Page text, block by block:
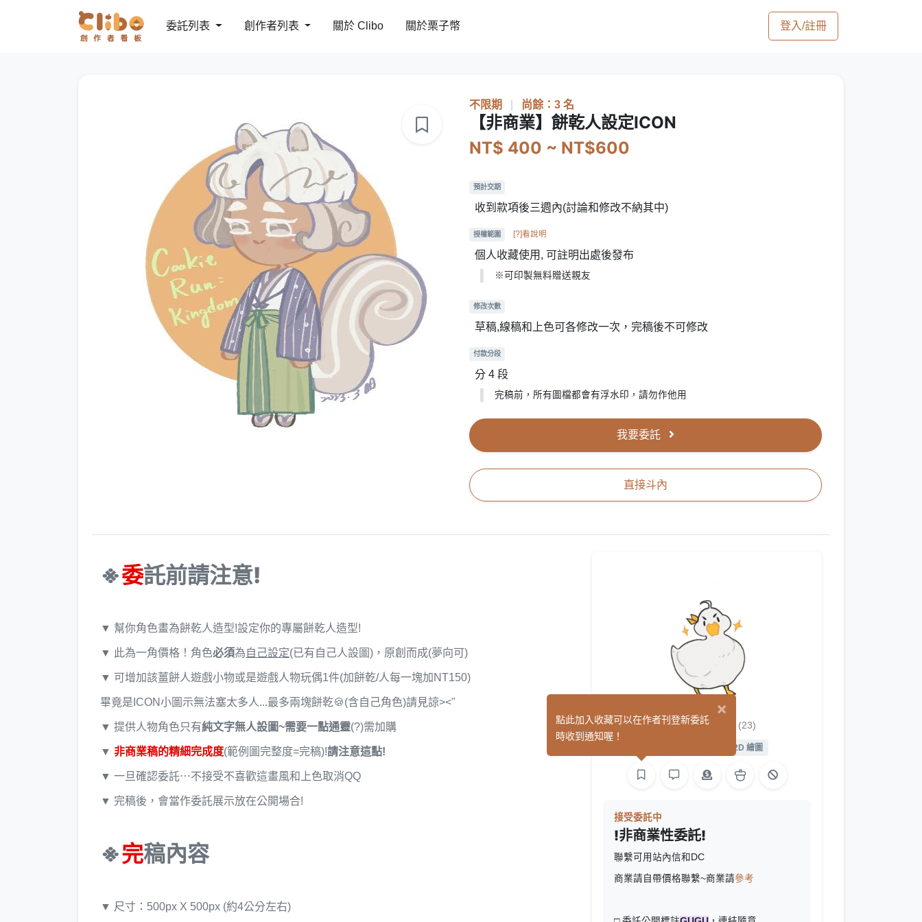
委託列表 創作者列表 關於 Clibo 關於栗子幣 登入/註冊
不限期 尚餘：3 名
【非商業】餅乾人設定ICON
NT$ 400 ~ NT$600
預計交期
收到款項後三週內(討論和修改不納其中)
授權範圍 [?]看說明
個人收藏使用, 可註明出處後發布
※可印製無料贈送親友
修改次數
草稿,線稿和上色可各修改一次，完稿後不可修改
付款分段
分 4 段
完稿前，所有圖檔都會有浮水印，請勿作他用
我要委託
直接斗內
※委託前請注意!
▼ 幫你角色畫為餅乾人造型!設定你的專屬餅乾人造型!
▼ 此為一角價格！角色必須為自己設定(已有自己人設圖)，原創而成(夢向可)
▼ 可增加該薑餅人遊戲小物或是遊戲人物玩偶1件(加餅乾/人每一塊加NT150)
畢竟是ICON小圖示無法塞太多人...最多兩塊餅乾🍪(含自己角色)請見諒><"
▼ 提供人物角色只有純文字無人設圖~需要一點通靈(?)需加購
▼ 非商業稿的精細完成度(範例圖完整度=完稿)!請注意這點!
▼ 一旦確認委託⋯不接受不喜歡這畫風和上色取消QQ
▼ 完稿後，會當作委託展示放在公開場合!
※完稿內容
▼ 尺寸：500px X 500px (約4公分左右)
GU咕咕 (23)
L2D 繪圖
接受委託中
!非商業性委託!
聯繫可用站內信和DC
商業請自帶價格聯繫~商業請參考
×
點此加入收藏可以在作者刊登新委託
時收到通知喔！